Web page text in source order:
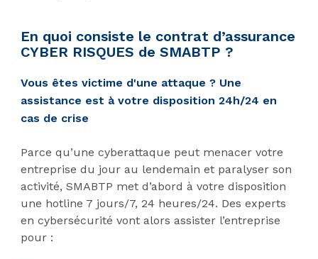
En quoi consiste le contrat d’assurance
CYBER RISQUES de SMABTP ?
Vous êtes victime d'une attaque ? Une
assistance est à votre disposition 24h/24 en
cas de crise
Parce qu’une cyberattaque peut menacer votre
entreprise du jour au lendemain et paralyser son
activité, SMABTP met d’abord à votre disposition
une hotline 7 jours/7, 24 heures/24. Des experts
en cybersécurité vont alors assister l’entreprise
pour :